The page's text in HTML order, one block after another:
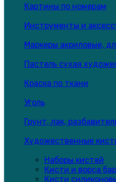
Картины по номерам
Инструменты и
Маркеры акриловые,
Пастель сухая
Краска по ткани
Уголь
Грунт, лак,
Художественные
Наборы кистей
Кисти и ворса
Кисти